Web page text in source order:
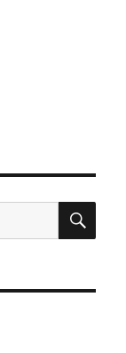
搜